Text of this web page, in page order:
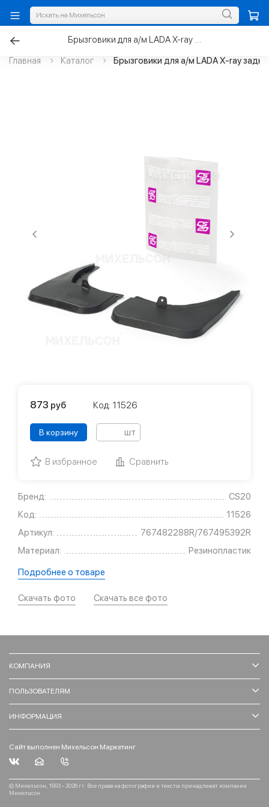
Главная Каталог Брызговики для а/м LADA X-ray
Бренд:
CS20
Код:
11526
Артикул:
767482288R/767495392R
Материал:
Резинопластик
Подробнее о товаре
Скачать фото Скачать все фото
873 руб Код: 11526
В корзину шт
В избранное Сравнить
КОМПАНИЯ
ПОЛЬЗОВАТЕЛЯМ
ИНФОРМАЦИЯ
Сайт выполнен Михельсон Маркетинг
© Михельсон, 1993 - 2026 гг. Все права на фотографии и тексты принадлежат компании
Михельсон.